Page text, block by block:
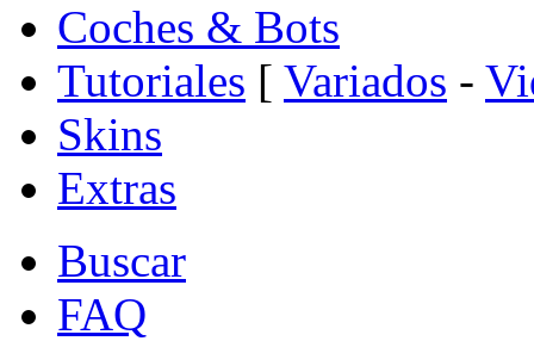
Coches & Bots
Tutoriales [ Variados -
Skins
Extras
Buscar
FAQ